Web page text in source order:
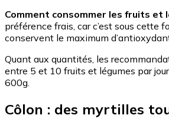
Comment consommer les fruits et
préférence frais, car c’est sous cette
conservent le maximum
Quant aux quantités, les
entre 5 et 10 fruits et légumes par
600g.
Côlon : des myrtilles